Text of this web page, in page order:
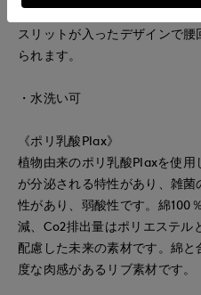
です。リブ素材で心地よく体
スリットが入ったデザインで
られます。
・水洗い可
《ポリ乳酸Plax》
植物由来のポリ乳酸Plaxを使
が分泌される特性があり、雑
性があり、弱酸性です。綿100
減、Co2排出量はポリエステル
配慮した未来の素材です。綿
度な肉感があるリブ素材です。